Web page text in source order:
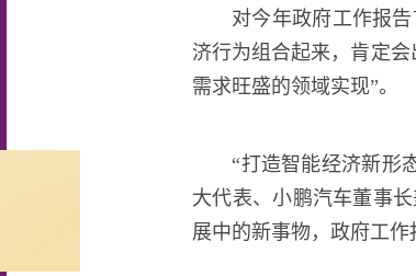
对今年政府工作报
济行为组合起来，肯定
需求旺盛的领域实现”。
“打造智能经济新形
大代表、小鹏汽车董事
展中的新事物，政府工作